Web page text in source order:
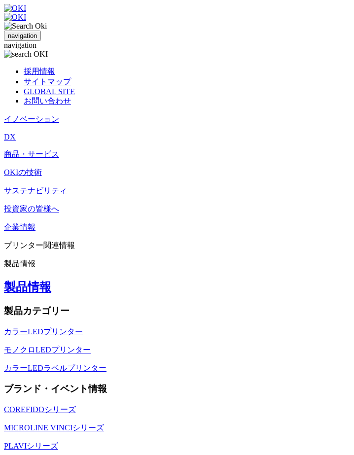
navigation
navigation
採用情報
サイトマップ
GLOBAL SITE
お問い合わせ
イノベーション
DX
商品・サービス
OKIの技術
サステナビリティ
投資家の皆様へ
企業情報
プリンター関連情報
製品情報
製品情報
製品カテゴリー
カラーLEDプリンター
モノクロLEDプリンター
カラーLEDラベルプリンター
ブランド・イベント情報
COREFIDOシリーズ
MICROLINE VINCIシリーズ
PLAVIシリーズ